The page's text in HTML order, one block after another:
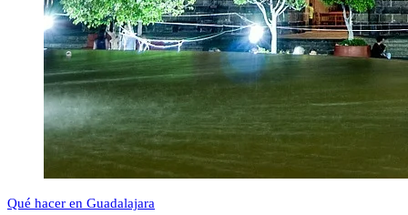
Qué hacer en Guadalajara